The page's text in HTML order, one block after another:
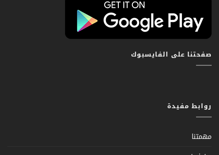
صفحتنا على الفايسبوك
روابط مفيدة
مهمتنا